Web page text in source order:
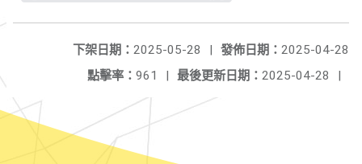
發佈日期： 2025-04-28
下架日期： 2025-05-28
|
最後更新日期： 2025-04-28 |
點擊率： 961 |